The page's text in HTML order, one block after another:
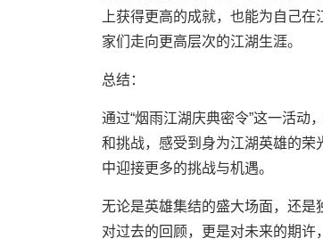
上获得更高的成就，也能为自己
家们走向更高层次的江湖生涯。
总结：
通过“烟雨江湖庆典密令”这一活动
和挑战，感受到身为江湖英雄的
中迎接更多的挑战与机遇。
无论是英雄集结的盛大场面，还
对过去的回顾，更是对未来的期许